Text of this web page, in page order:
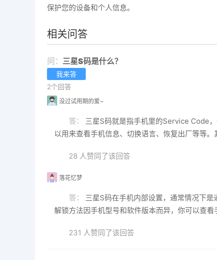
保护您的设备和个人信息。
相关问答
问： 三星S码是什么？
我来答
2个回答
没过试用期的爱~
答：
三星S码就是指手机里的Service Code
以用来查看手机信息、切换语言、恢复出厂等等
28 人赞同了该回答
落花忆梦
答：
三星S码在手机内部设置，通常情况下
解锁方法因手机型号和软件版本而异，你可以查
231 人赞同了该回答